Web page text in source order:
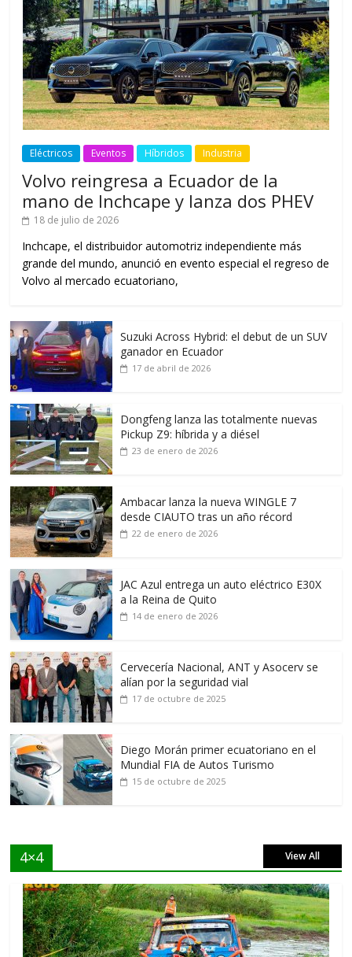
Eléctricos Eventos Híbridos Industria
Volvo reingresa a Ecuador de la
mano de Inchcape y lanza dos PHEV
18 de julio de 2026
Inchcape, el distribuidor automotriz independiente más
grande del mundo, anunció en evento especial el regreso de
Volvo al mercado ecuatoriano,
Suzuki Across Hybrid: el debut de un SUV
ganador en Ecuador
17 de abril de 2026
Dongfeng lanza las totalmente nuevas
Pickup Z9: híbrida y a diésel
23 de enero de 2026
Ambacar lanza la nueva WINGLE 7
desde CIAUTO tras un año récord
22 de enero de 2026
JAC Azul entrega un auto eléctrico E30X
a la Reina de Quito
14 de enero de 2026
Cervecería Nacional, ANT y Asocerv se
alían por la seguridad vial
17 de octubre de 2025
Diego Morán primer ecuatoriano en el
Mundial FIA de Autos Turismo
15 de octubre de 2025
4×4 View All